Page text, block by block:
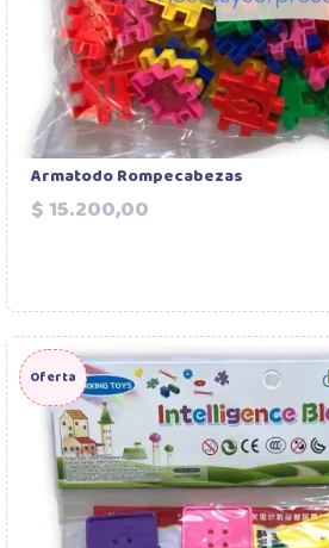
Armatodo Rompecabezas
$ 15.200,00
Oferta